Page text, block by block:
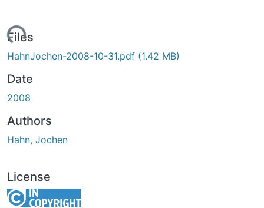
Files
HahnJochen-2008-10-31.pdf (1.42 MB)
Date
2008
Authors
Hahn, Jochen
License